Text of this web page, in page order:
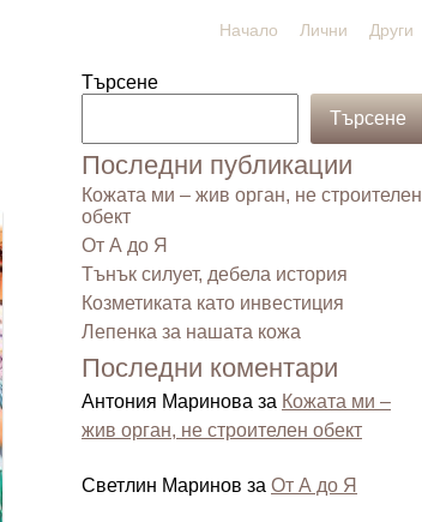
Начало Лични Други
Търсене
Търсене
Последни публикации
Кожата ми – жив орган, не строителен
обект
От А до Я
Тънък силует, дебела история
Козметиката като инвестиция
Лепенка за нашата кожа
Последни коментари
Антония Маринова за Кожата ми –
жив орган, не строителен обект
Светлин Маринов за От А до Я